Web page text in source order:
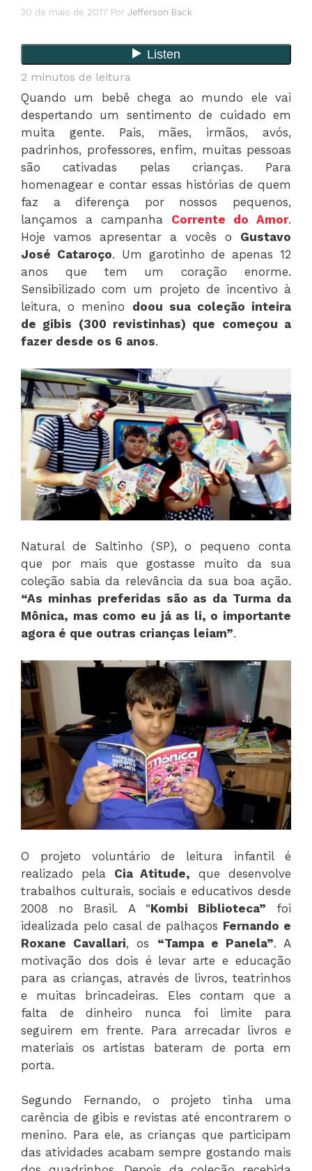
30 de maio de 2017 Por Jefferson Back
2 minutos de leitura
Quando um bebê chega ao mundo ele vai
despertando um sentimento de cuidado em
muita gente. Pais, mães, irmãos, avós,
padrinhos, professores, enfim, muitas pessoas
são cativadas pelas crianças. Para
homenagear e contar essas histórias de quem
faz a diferença por nossos pequenos,
lançamos a campanha Corrente do Amor.
Hoje vamos apresentar a vocês o Gustavo
José Cataroço. Um garotinho de apenas 12
anos que tem um coração enorme.
Sensibilizado com um projeto de incentivo à
leitura, o menino doou sua coleção inteira
de gibis (300 revistinhas) que começou a
fazer desde os 6 anos.
Natural de Saltinho (SP), o pequeno conta
que por mais que gostasse muito da sua
coleção sabia da relevância da sua boa ação.
“As minhas preferidas são as da Turma da
Mônica, mas como eu já as li, o importante
agora é que outras crianças leiam”.
O projeto voluntário de leitura infantil é
realizado pela Cia Atitude, que desenvolve
trabalhos culturais, sociais e educativos desde
2008 no Brasil. A “Kombi Biblioteca” foi
idealizada pelo casal de palhaços Fernando e
Roxane Cavallari, os “Tampa e Panela”. A
motivação dos dois é levar arte e educação
para as crianças, através de livros, teatrinhos
e muitas brincadeiras. Eles contam que a
falta de dinheiro nunca foi limite para
seguirem em frente. Para arrecadar livros e
materiais os artistas bateram de porta em
porta.
Segundo Fernando, o projeto tinha uma
carência de gibis e revistas até encontrarem o
menino. Para ele, as crianças que participam
das atividades acabam sempre gostando mais